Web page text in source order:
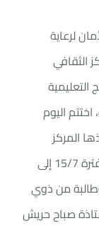
لرعاية
الثقافي
اليوم
المركز
الثقافي للمكفوفين بجامعة صنعاء خلال الفترة 15/7 إلى
وطالبة من ذوي
صباح حريش